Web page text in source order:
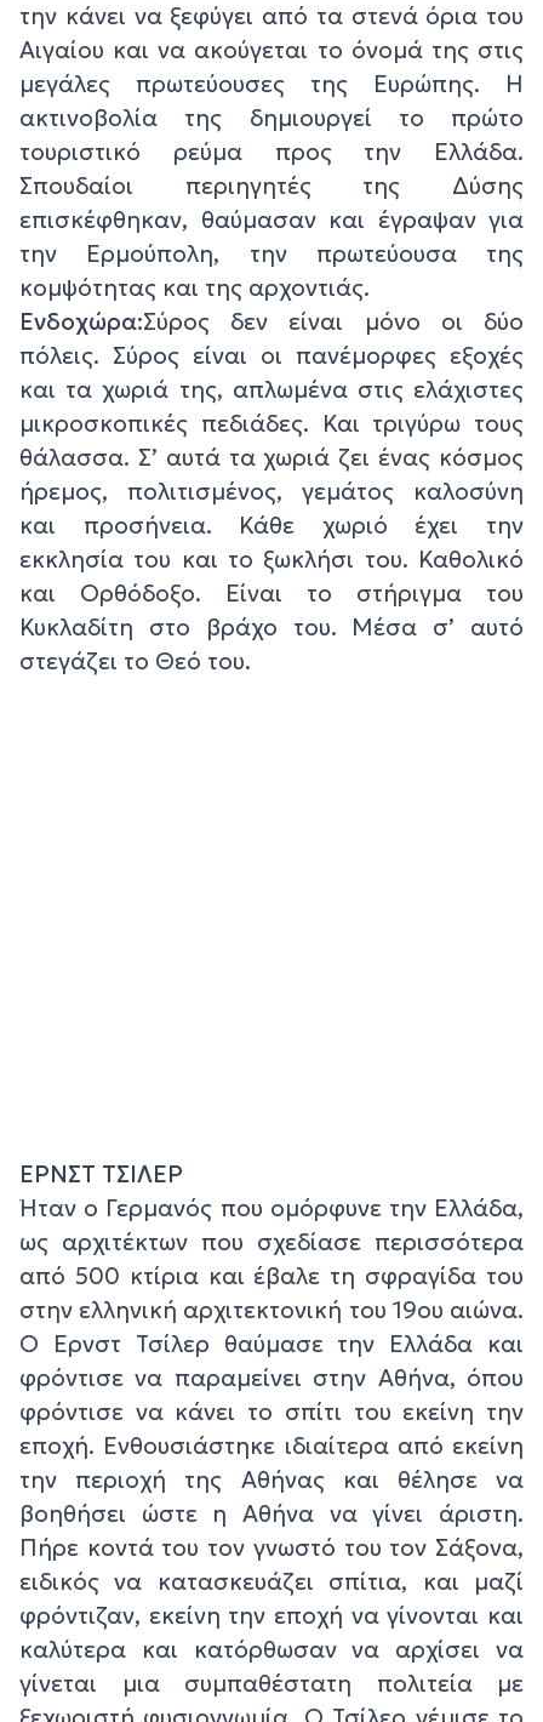
την κάνει να ξεφύγει από τα στενά όρια του
Αιγαίου και να ακούγεται το όνομά της στις
μεγάλες πρωτεύουσες της Ευρώπης. Η
ακτινοβολία της δημιουργεί το πρώτο
τουριστικό ρεύμα προς την Ελλάδα.
Σπουδαίοι περιηγητές της Δύσης
επισκέφθηκαν, θαύμασαν και έγραψαν για
την Ερμούπολη, την πρωτεύουσα της
κομψότητας και της αρχοντιάς.
Ενδοχώρα:Σύρος δεν είναι μόνο οι δύο
πόλεις. Σύρος είναι οι πανέμορφες εξοχές
και τα χωριά της, απλωμένα στις ελάχιστες
μικροσκοπικές πεδιάδες. Και τριγύρω τους
θάλασσα. Σ’ αυτά τα χωριά ζει ένας κόσμος
ήρεμος, πολιτισμένος, γεμάτος καλοσύνη
και προσήνεια. Κάθε χωριό έχει την
εκκλησία του και το ξωκλήσι του. Καθολικό
και Ορθόδοξο. Είναι το στήριγμα του
Κυκλαδίτη στο βράχο του. Μέσα σ’ αυτό
στεγάζει το Θεό του.
ΕΡΝΣΤ ΤΣΙΛΕΡ
Ήταν ο Γερμανός που ομόρφυνε την Ελλάδα,
ως αρχιτέκτων που σχεδίασε περισσότερα
από 500 κτίρια και έβαλε τη σφραγίδα του
στην ελληνική αρχιτεκτονική του 19ου αιώνα.
Ο Ερνστ Τσίλερ θαύμασε την Ελλάδα και
φρόντισε να παραμείνει στην Αθήνα, όπου
φρόντισε να κάνει το σπίτι του εκείνη την
εποχή. Ενθουσιάστηκε ιδιαίτερα από εκείνη
την περιοχή της Αθήνας και θέλησε να
βοηθήσει ώστε η Αθήνα να γίνει άριστη.
Πήρε κοντά του τον γνωστό του τον Σάξονα,
ειδικός να κατασκευάζει σπίτια, και μαζί
φρόντιζαν, εκείνη την εποχή να γίνονται και
καλύτερα και κατόρθωσαν να αρχίσει να
γίνεται μια συμπαθέστατη πολιτεία με